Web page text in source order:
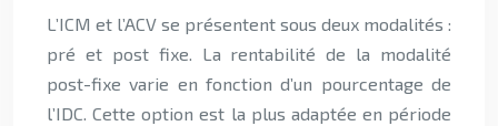
L’ICM et l’ACV se présentent sous deux modalités :
pré et post fixe. La rentabilité de la modalité
post-fixe varie en fonction d’un pourcentage de
l’IDC. Cette option est la plus adaptée en période